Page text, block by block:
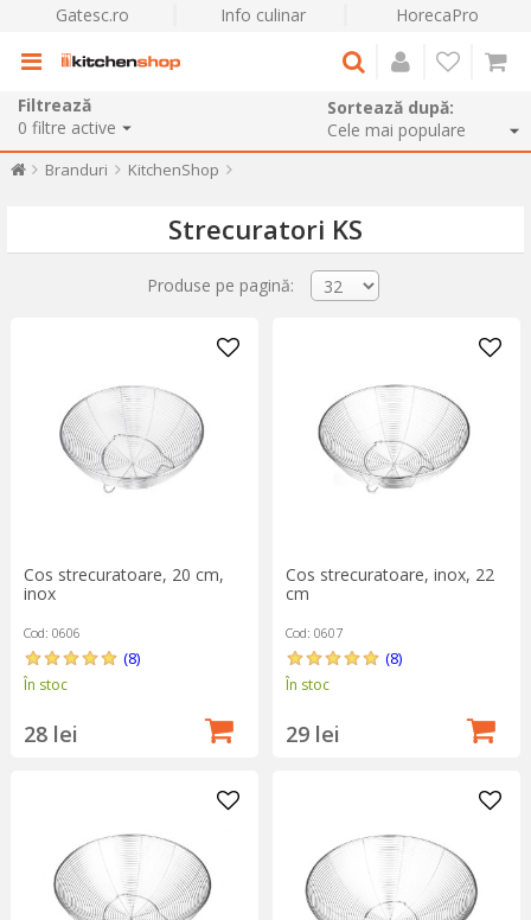
Gatesc.ro Info culinar HorecaPro
Filtrează
0 filtre active
Sortează după:
Branduri KitchenShop
Strecuratori KS
Produse pe pagină:
Cos strecuratoare, 20 cm,
inox
Cod: 0606
(8)
În stoc
28 lei
Cos strecuratoare, inox, 22
cm
Cod: 0607
(8)
În stoc
29 lei